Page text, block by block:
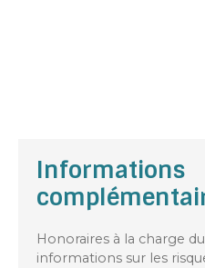
Informations
Honoraires à la charge
informations sur les